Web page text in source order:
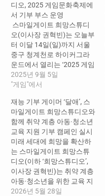
디오, 2025 게임문화축제에
서 기부 부스 운영
​ 스마일게이트 희망스튜디
오(이사장 권혁빈)는 오늘부
터 이달 14일(일)까지 서울
중구 청계천로 하이커그라
운드에서 열리는 ‘2025 게임
문화축제(GCF 2025)’에 참
여해 특별 부스 ‘희망
밝혔다. *FUNding : 희망스
튜디오에서 진행하는 기부
캠페인의 총칭 부스는 이달
5일~7일, 13일~14일 총 5일
간 운영된다. 희망스튜디오
는 부스를 찾는 방문객들에
게 ‘로스트아크’, ‘로드나인’
등 게임 IP를 활용한 기부 캠
페인 등…
2025년 9월 5일
"게임"에서
재능 기부 게이머 ‘달애’, 스
마일게이트 희망스튜디오와
함께 취약 계층 아동·청소년
교육 지원 기부 캠페인 실시
미래 세대에 희망을 확산하
는 스마일게이트 희망스튜
디오(이하 ‘희망스튜디오’,
이사장 권혁빈)는 취약 계층
아동·청소년을 위한 교육 지
원 기부 캠페인 ‘달애X희망
2026년 5월 28일